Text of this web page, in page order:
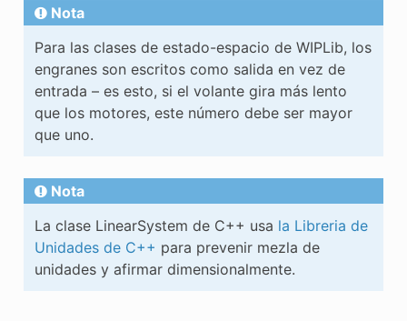
Nota
Para las clases de estado-espacio de WIPLib, los
engranes son escritos como salida en vez de
entrada – es esto, si el volante gira más lento
que los motores, este número debe ser mayor
que uno.
Nota
La clase LinearSystem de C++ usa la Libreria de
Unidades de C++ para prevenir mezla de
unidades y afirmar dimensionalmente.